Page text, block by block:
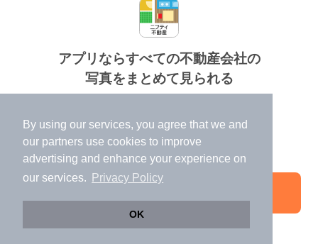
By using our services, you agree that we and
our partners use cookies to improve
advertising and enhance your experience on
our services.
Privacy Policy
OK
じっくり探したい方は 急いでいる方は
アプリならすべての不動産会社の
写真をまとめて見られる
✔️
高速表示で似た物件も見つけやすい
✔️
便利な通知機能も充実
個人情報保護ポリシー 利用規約
©NIFTY Lifestyle Co., Ltd.